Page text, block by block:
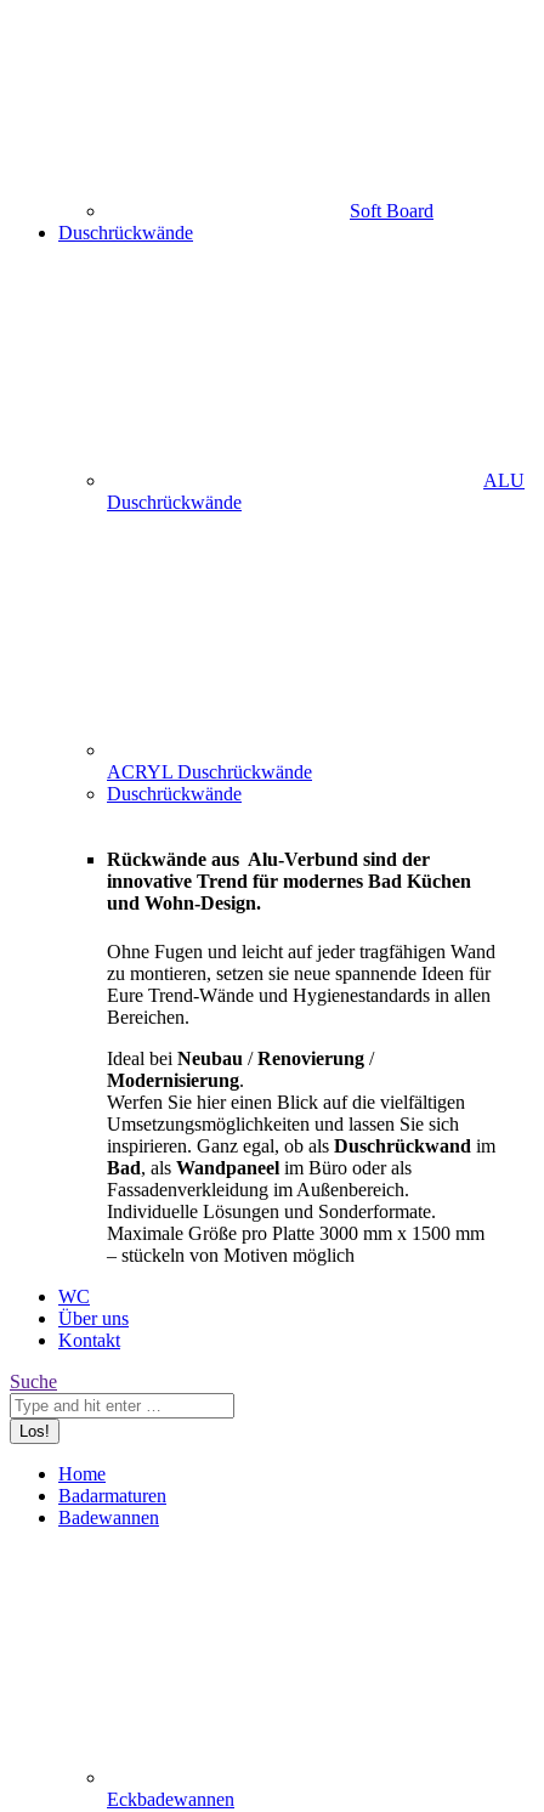
Soft Board
Duschrückwände
ALU
Duschrückwände
ACRYL Duschrückwände
Duschrückwände
Rückwände aus Alu-Verbund sind der
innovative Trend für modernes Bad Küchen
und Wohn-Design.
Ohne Fugen und leicht auf jeder tragfähigen Wand
zu montieren, setzen sie neue spannende Ideen für
Eure Trend-Wände und Hygienestandards in allen
Bereichen.
Ideal bei Neubau /Renovierung /
Modernisierung.
Werfen Sie hier einen Blick auf die vielfältigen
Umsetzungsmöglichkeiten und lassen Sie sich
inspirieren. Ganz egal, ob als Duschrückwand im
Bad, als Wandpaneel im Büro oder als
Fassadenverkleidung im Außenbereich.
Individuelle Lösungen und Sonderformate.
Maximale Größe pro Platte 3000 mm x 1500 mm
– stückeln von Motiven möglich
WC
Über uns
Kontakt
Search:
Suche
Home
Badarmaturen
Badewannen
Eckbadewannen